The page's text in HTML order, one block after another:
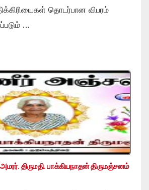
தொடர்பான விபரம்
…
திருமதி. பாக்கியநாதன் திருமஞ்சனம்